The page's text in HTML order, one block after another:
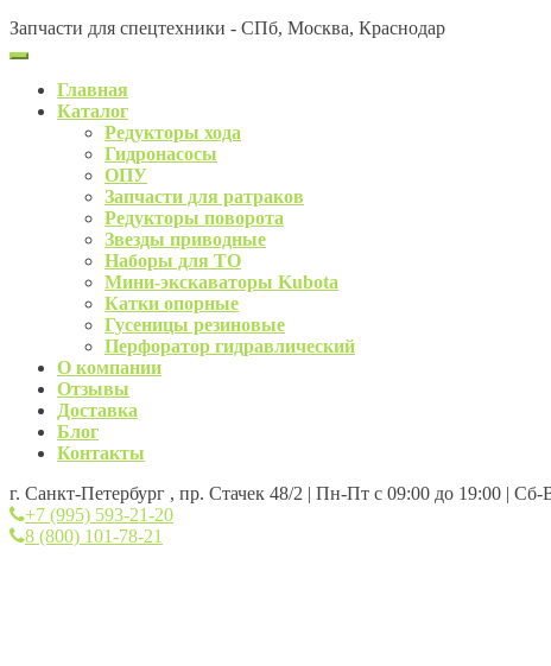
Запчасти для спецтехники - СПб, Москва, Краснодар
Главная
Каталог
Редукторы хода
Гидронасосы
ОПУ
Запчасти для ратраков
Редукторы поворота
Звезды приводные
Наборы для ТО
Мини-экскаваторы Kubota
Катки опорные
Гусеницы резиновые
Перфоратор гидравлический
О компании
Отзывы
Доставка
Блог
Контакты
г. Санкт-Петербург , пр. Стачек 48/2 | Пн-Пт с 09:00 до 19:00 |
+7 (995) 593-21-20
8 (800) 101-78-21